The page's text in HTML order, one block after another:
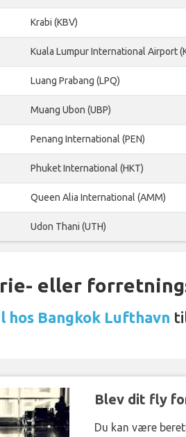
Krabi (KBV)
Kuala Lumpur International Airport
Luang Prabang (LPQ)
Muang Ubon (UBP)
Penang International (PEN)
Phuket International (HKT)
Queen Alia International (AMM)
Udon Thani (UTH)
eller
hos Bangkok Lufthavn
Blev dit fly
Du kan være